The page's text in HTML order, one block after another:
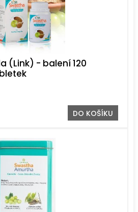
(Link) - balení 120
DO KOŠÍKU